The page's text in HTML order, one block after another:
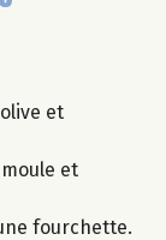
et
et
fourchette.